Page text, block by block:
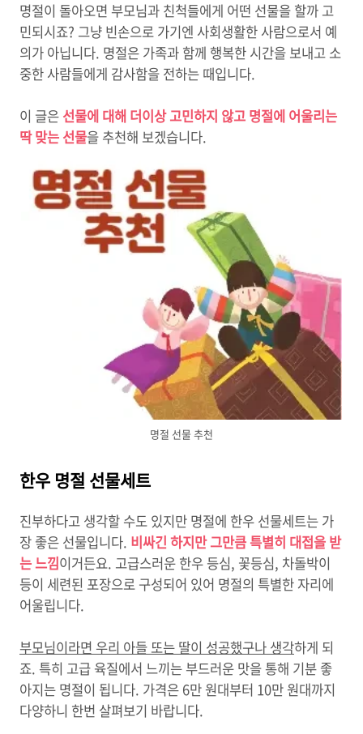
명절이 돌아오면 부모님과 친척들에게 어떤 선물을 할까 고
민되시죠? 그냥 빈손으로 가기엔 사회생활한 사람으로서 예
의가 아닙니다. 명절은 가족과 함께 행복한 시간을 보내고 소
중한 사람들에게 감사함을 전하는 때입니다.
이 글은 선물에 대해 더이상 고민하지 않고 명절에 어울리는
딱 맞는 선물을 추천해 보겠습니다.
명절 선물 추천
한우 명절 선물세트
진부하다고 생각할 수도 있지만 명절에 한우 선물세트는 가
장 좋은 선물입니다. 비싸긴 하지만 그만큼 특별히 대접을 받
는 느낌이거든요. 고급스러운 한우 등심, 꽃등심, 차돌박이
등이 세련된 포장으로 구성되어 있어 명절의 특별한 자리에
어울립니다.
부모님이라면 우리 아들 또는 딸이 성공했구나 생각하게 되
죠. 특히 고급 육질에서 느끼는 부드러운 맛을 통해 기분 좋
아지는 명절이 됩니다. 가격은 6만 원대부터 10만 원대까지
다양하니 한번 살펴보기 바랍니다.